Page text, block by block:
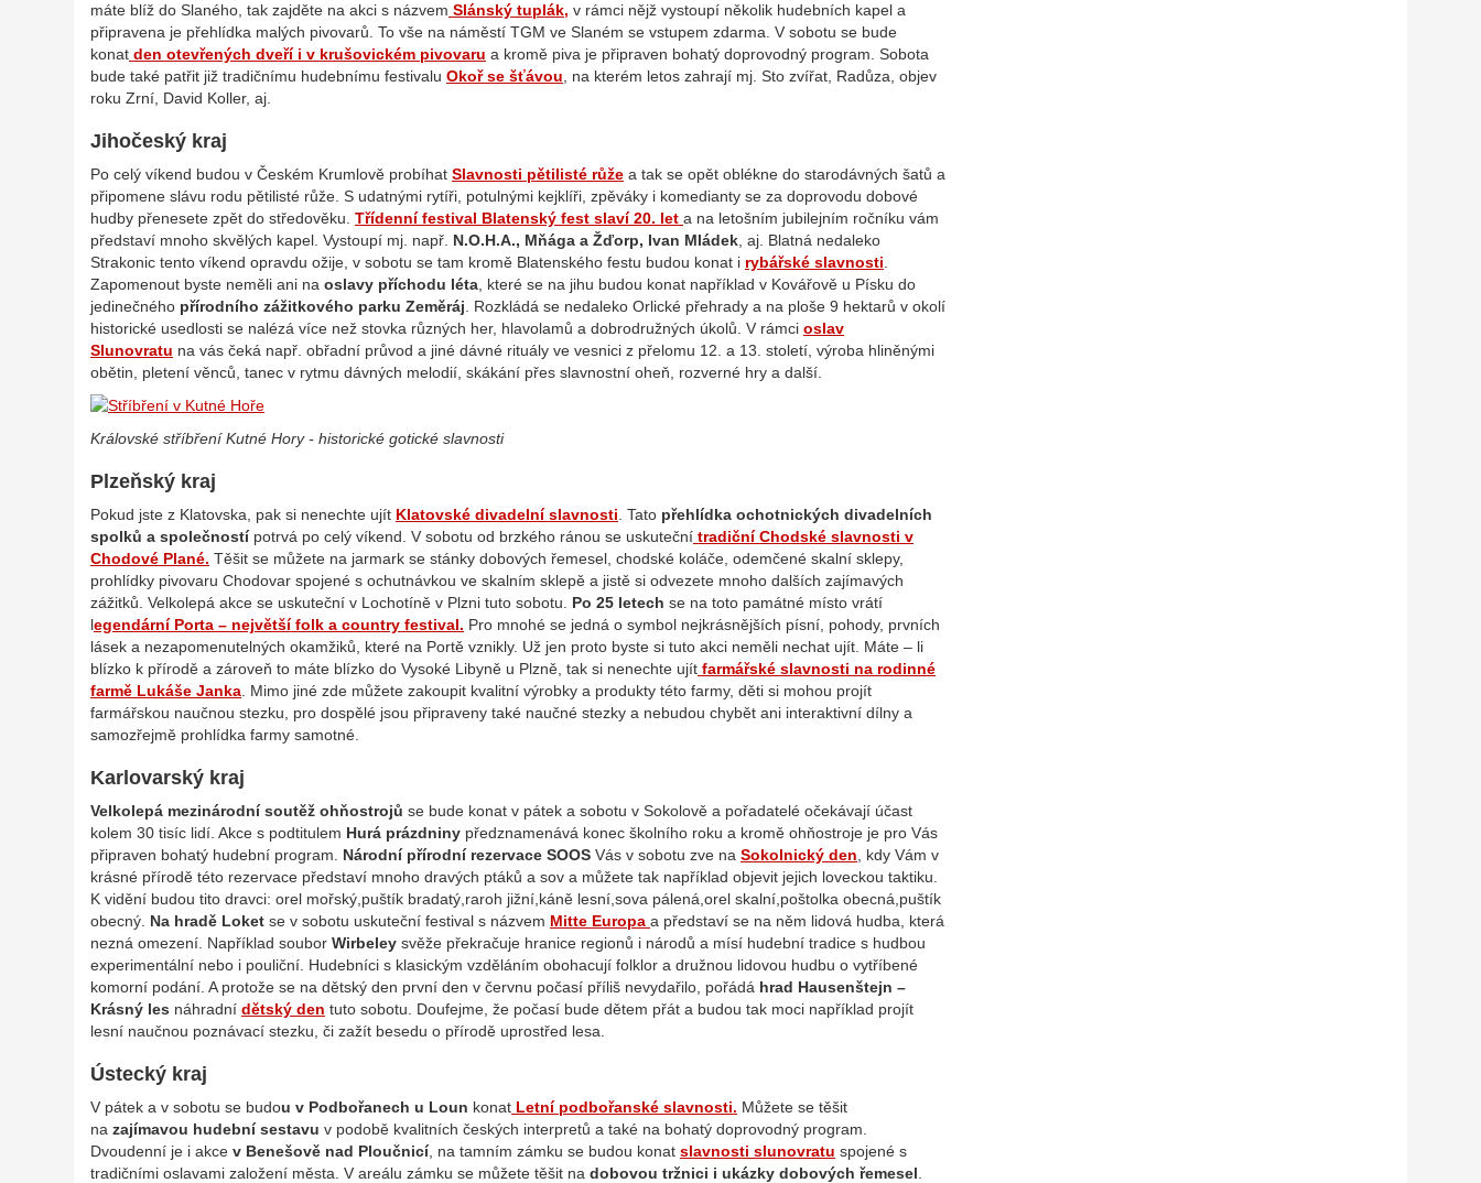
máte blíž do Slaného, tak zajděte na akci s názvem Slánský tuplák, v rámci nějž vystoupí několik hudebních kapel a
připravena je přehlídka malých pivovarů. To vše na náměstí TGM ve Slaném se vstupem zdarma. V sobotu se bude
konat den otevřených dveří i v krušovickém pivovaru a kromě piva je připraven bohatý doprovodný program. Sobota
bude také patřit již tradičnímu hudebnímu festivalu Okoř se šťávou , na kterém letos zahrají mj. Sto zvířat, Radůza, objev
roku Zrní, David Koller, aj.
Jihočeský kraj
Po celý víkend budou v Českém Krumlově probíhat Slavnosti pětilisté růže a tak se opět oblékne do starodávných šatů a
připomene slávu rodu pětilisté růže. S udatnými rytíři, potulnými kejklíři, zpěváky i komedianty se za doprovodu dobové
hudby přenesete zpět do středověku. Třídenní festival Blatenský fest slaví 20. let a na letošním jubilejním ročníku vám
představí mnoho skvělých kapel. Vystoupí mj. např. N.O.H.A., Mňága a Žďorp, Ivan Mládek , aj. Blatná nedaleko
Strakonic tento víkend opravdu ožije, v sobotu se tam kromě Blatenského festu budou konat i rybářské slavnosti
Zapomenout byste neměli ani na oslavy příchodu léta , které se na jihu budou konat například v Kovářově u Písku do
jedinečného přírodního zážitkového parku Zeměráj . Rozkládá se nedaleko Orlické přehrady a na ploše 9 hektarů v okolí
historické usedlosti se nalézá více než stovka různých her, hlavolamů a dobrodružných úkolů. V rámci oslav
Slunovratu na vás čeká např. obřadní průvod a jiné dávné rituály ve vesnici z přelomu 12. a 13. století, výroba hliněnými
obětin, pletení věnců, tanec v rytmu dávných melodií, skákání přes slavnostní oheň, rozverné hry a další.
Královské stříbření Kutné Hory - historické gotické slavnosti
Plzeňský kraj
Pokud jste z Klatovska, pak si nenechte ujít Klatovské divadelní slavnosti . Tato přehlídka ochotnických divadelních
spolků a společnostípotrvá po celý víkend. V sobotu od brzkého ránou se uskuteční tradiční Chodské slavnosti v
Chodové Plané. Těšit se můžete na jarmark se stánky dobových řemesel, chodské koláče, odemčené skalní sklepy,
prohlídky pivovaru Chodovar spojené s ochutnávkou ve skalním sklepě a jistě si odvezete mnoho dalších zajímavých
zážitků. Velkolepá akce se uskuteční v Lochotíně v Plzni tuto sobotu.
Po 25 letech se na toto památné místo vrátí
legendární Porta – největší folk a country festival. Pro mnohé se jedná o symbol nejkrásnějších písní, pohody, prvních
lásek a nezapomenutelných okamžiků, které na Portě vznikly. Už jen proto byste si tuto akci neměli nechat ujít. Máte – li
blízko k přírodě a zároveň to máte blízko do Vysoké Libyně u Plzně, tak si nenechte ujít farmářské slavnosti na rodinné
farmě Lukáše Janka . Mimo jiné zde můžete zakoupit kvalitní výrobky a produkty této farmy, děti si mohou projít
farmářskou naučnou stezku, pro dospělé jsou připraveny také naučné stezky a nebudou chybět ani interaktivní dílny a
samozřejmě prohlídka farmy samotné.
Karlovarský kraj
Velkolepá mezinárodní soutěž ohňostrojů se bude konat v pátek a sobotu v Sokolově a pořadatelé očekávají účast
kolem 30 tisíc lidí. Akce s podtitulem Hurá prázdniny předznamenává konec školního roku a kromě ohňostroje je pro Vás
připraven bohatý hudební program. Národní přírodní rezervace SOOS Vás v sobotu zve na Sokolnický den , kdy Vám v
krásné přírodě této rezervace představí mnoho dravých ptáků a sov a můžete tak například objevit jejich loveckou taktiku.
K vidění budou tito dravci: orel mořský,puštík bradatý,raroh jižní,káně lesní,sova pálená,orel skalní,poštolka obecná,puštík
obecný. Na hradě Loket se v sobotu uskuteční festival s názvem Mitte Europa a představí se na něm lidová hudba, která
nezná omezení. Například soubor Wirbeley svěže překračuje hranice regionů i národů a mísí hudební tradice s hudbou
experimentální nebo i pouliční. Hudebníci s klasickým vzděláním obohacují folklor a družnou lidovou hudbu o vytříbené
komorní podání. A protože se na dětský den první den v červnu počasí příliš nevydařilo, pořádá hrad Hausenštejn –
Krásný les náhradní dětský den tuto sobotu. Doufejme, že počasí bude dětem přát a budou tak moci například projít
lesní naučnou poznávací stezku, či zažít besedu o přírodě uprostřed lesa.
Ústecký kraj
V pátek a v sobotu se budou v Podbořanech u Loun konat Letní podbořanské slavnosti. Můžete se těšit
na zajímavou hudební sestavu v podobě kvalitních českých interpretů a také na bohatý doprovodný program.
Dvoudenní je i akce v Benešově nad Ploučnicí, na tamním zámku se budou konat slavnosti slunovratu spojené s
tradičními oslavami založení města. V areálu zámku se můžete těšit na dobovou tržnici i ukázky dobových řemesel